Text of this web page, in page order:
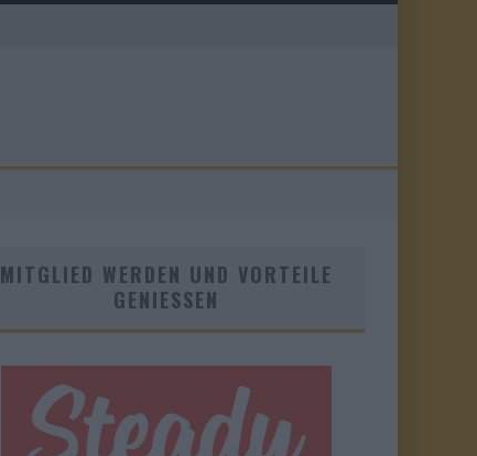
MITGLIED WERDEN UND VORTEILE
GENIESSEN